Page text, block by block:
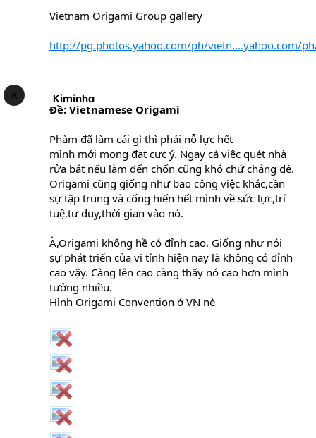
Vietnam Origami Group gallery
http://pg.photos.yahoo.com/ph/vietn....yahoo.com/
K Kiminha
Ðề: Vietnamese Origami
Phàm đã làm cái gì thì phải nỗ lực hết
mình mới mong đạt cực ý. Ngay cả việc quét nhà
rửa bát nếu làm đến chốn cũng khó chứ chẳng dễ.
Origami cũng giống như bao công việc khác,cần
sự tập trung và cống hiến hết mình về sức lực,trí
tuệ,tư duy,thời gian vào nó.
À,Origami không hề có đỉnh cao. Giống như nói
sự phát triển của vi tính hiện nay là không có đỉnh
cao vậy. Càng lên cao càng thấy nó cao hơn mình
tưởng nhiều.
Hình Origami Convention ở VN nè